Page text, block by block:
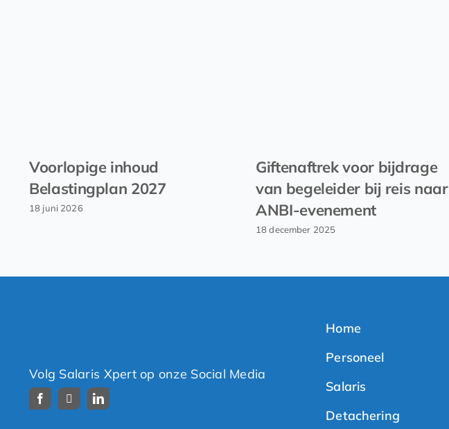
Voorlopige inhoud
Belastingplan 2027
18 juni 2026
Giftenaftrek voor bijdrage
van begeleider bij reis naar
ANBI-evenement
18 december 2025
Volg Salaris Xpert op onze Social Media
Home
Personeel
Salaris
Detachering